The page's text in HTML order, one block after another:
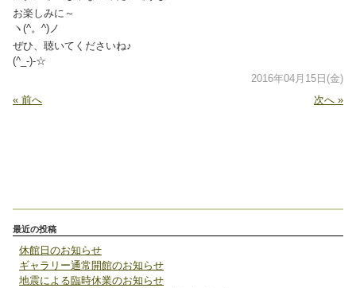
お楽しみに～
ヽ(^。^)ノ
ぜひ、聴いてくださいね♪
(^_-)-☆
2016年04月15日(金)
« 前へ
次へ »
最近の投稿
休館日のお知らせ
ギャラリー通常開館のお知らせ
地震による臨時休業のお知らせ